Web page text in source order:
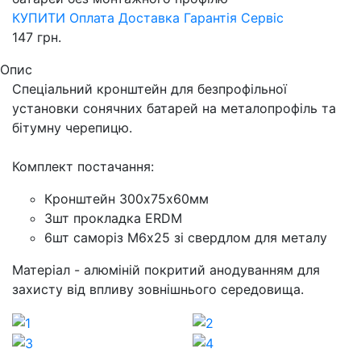
КУПИТИ Оплата Доставка Гарантія Сервіс
147 грн.
Опис
Спеціальний кронштейн для безпрофільної
установки сонячних батарей на металопрофіль та
бітумну черепицю.
Комплект постачання:
Кронштейн 300х75х60мм
3шт прокладка ERDM
6шт саморіз М6х25 зі свердлом для металу
Матеріал - алюміній покритий анодуванням для
захисту від впливу зовнішнього середовища.